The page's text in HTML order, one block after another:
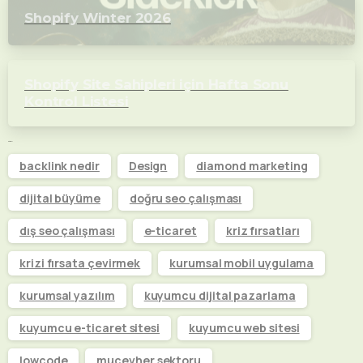
Shopify Winter 2026
backlink nedir Design diamond marketing
dijital büyüme doğru seo çalışması
dış seo çalışması e-ticaret kriz fırsatları
krizi fırsata çevirmek kurumsal mobil uygulama
kurumsal yazılım kuyumcu dijital pazarlama
kuyumcu e-ticaret sitesi kuyumcu web sitesi